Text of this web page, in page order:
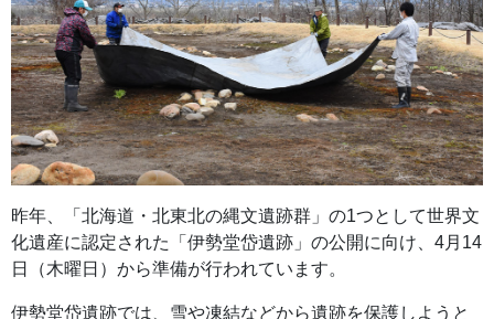
昨年、「北海道・北東北の縄文遺跡群」の1つとして世界文
化遺産に認定された「伊勢堂岱遺跡」の公開に向け、4月14
日（木曜日）から準備が行われています。
伊勢堂岱遺跡では、雪や凍結などから遺跡を保護しようと